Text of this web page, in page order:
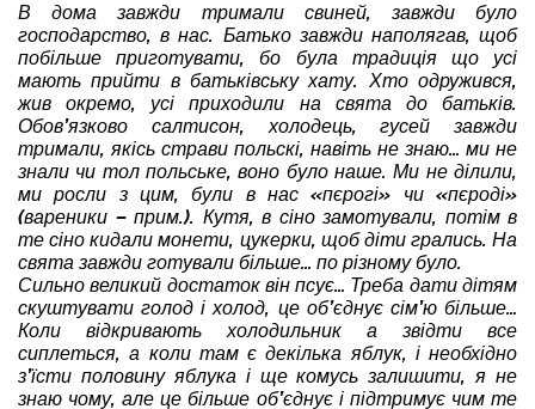
В дома завжди тримали свиней, завжди було
господарство, в нас. Батько завжди наполягав, щоб
побільше приготувати, бо була традиція що усі
мають прийти в батьківську хату. Хто одружився,
жив окремо, усі приходили на свята до батьків.
Обов’язково салтисон, холодець, гусей завжди
тримали, якісь страви польскі, навіть не знаю… ми не
знали чи тол польське, воно було наше. Ми не ділили,
ми росли з цим, були в нас «пєрогі» чи «пєроді»
(вареники – прим.). Кутя, в сіно замотували, потім в
те сіно кидали монети, цукерки, щоб діти грались. На
свята завжди готували більше… по різному було.
Сильно великий достаток він псує… Треба дати дітям
скуштувати голод і холод, це об’єднує сім’ю більше…
Коли відкривають холодильник а звідти все
сиплеться, а коли там є декілька яблук, і необхідно
з’їсти половину яблука і ще комусь залишити, я не
знаю чому, але це більше об’єднує і підтримує чим те